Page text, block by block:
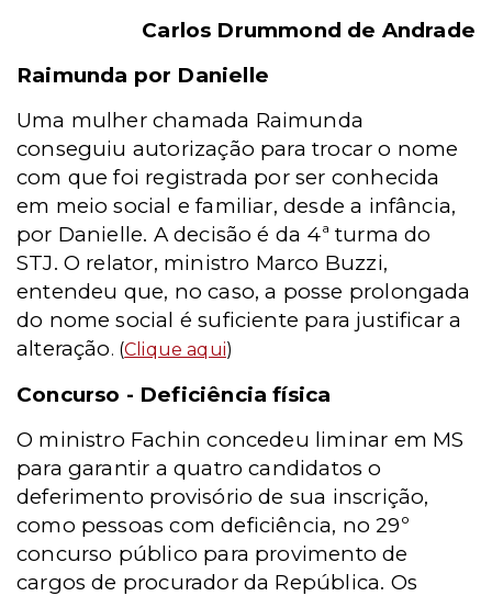
Carlos Drummond de Andrade
Raimunda por Danielle
Uma mulher chamada Raimunda
conseguiu autorização para trocar o nome
com que foi registrada por ser conhecida
em meio social e familiar, desde a infância,
por Danielle. A decisão é da 4ª turma do
STJ. O relator, ministro Marco Buzzi,
entendeu que, no caso, a posse prolongada
do nome social é suficiente para justificar a
alteração. (Clique aqui)
Concurso - Deficiência física
O ministro Fachin concedeu liminar em MS
para garantir a quatro candidatos o
deferimento provisório de sua inscrição,
como pessoas com deficiência, no 29º
concurso público para provimento de
cargos de procurador da República. Os